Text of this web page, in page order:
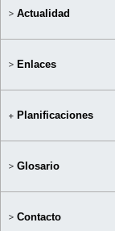
Actualidad
Enlaces
Planificaciones
Glosario
Contacto